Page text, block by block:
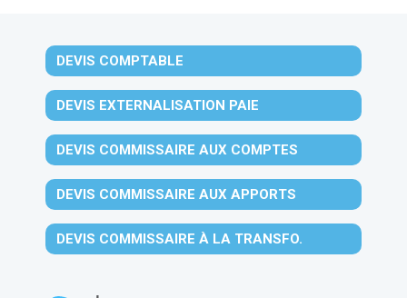
DEVIS COMPTABLE
DEVIS EXTERNALISATION PAIE
DEVIS COMMISSAIRE AUX COMPTES
DEVIS COMMISSAIRE AUX APPORTS
DEVIS COMMISSAIRE À LA TRANSFO.